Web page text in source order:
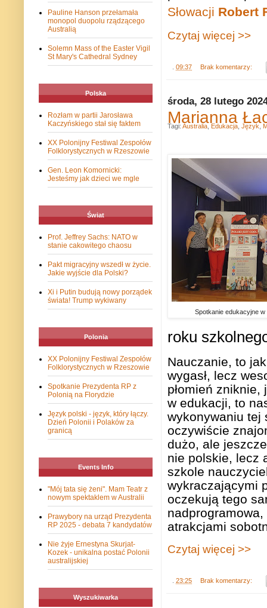
Słowacji Robert
Czytaj więcej >>
09:37 Brak komentarzy:
środa, 28 lutego
Marianna
Spotkanie edukacyjne
roku
Nauczanie, to
wygasł, lecz
płomień
w edukacji, to
wykonywaniu tej
oczywiście
dużo, ale
nie polskie, lecz
szkole
wykraczającymi
oczekują tego
atrakcjami
Czytaj więcej >>
23:25 Brak komentarzy:
Tagi: Australia Edukacja Język
Pauline Hanson przełamała
monopol duopolu rządzącego
Australią
Solemn Mass of the Easter Vigil
St Mary's Cathedral Sydney
Polska
Rozłam w partii Jarosława
Kaczyńskiego stał się faktem
XX Polonijny Festiwal Zespołów
Folklorystycznych w Rzeszowie
Gen. Leon Komornicki:
Jesteśmy jak dzieci we mgle
Świat
Prof. Jeffrey Sachs: NATO w
stanie cakowitego chaosu
Pakt migracyjny wszedł w życie.
Jakie wyjście dla Polski?
Xi i Putin budują nowy porządek
świata! Trump wykiwany
Polonia
XX Polonijny Festiwal Zespołów
Folklorystycznych w Rzeszowie
Spotkanie Prezydenta RP z
Polonią na Florydzie
Język polski - język, który łączy.
Dzień Polonii i Polaków za
granicą
Events Info
"Mój tata się żeni". Mam Teatr z
nowym spektaklem w Australii
Prawybory na urząd Prezydenta
RP 2025 - debata 7 kandydatów
Nie żyje Ernestyna Skurjat-
Kozek - unikalna postać Polonii
australijskiej
Wyszukiwarka